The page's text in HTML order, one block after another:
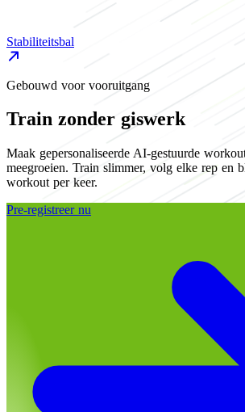
Stabiliteitsbal
Gebouwd voor vooruitgang
Train zonder giswerk
Maak gepersonaliseerde AI-gestuurde
meegroeien. Train slimmer, volg elke rep en
workout per keer.
Pre-registreer nu